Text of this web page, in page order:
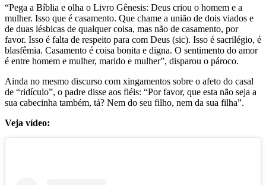
“Pega a Bíblia e olha o Livro Gênesis: Deus criou o homem e a
mulher. Isso que é casamento. Que chame a união de dois viados e
de duas lésbicas de qualquer coisa, mas não de casamento, por
favor. Isso é falta de respeito para com Deus (sic). Isso é sacrilégio, é
blasfêmia. Casamento é coisa bonita e digna. O sentimento do amor
é entre homem e mulher, marido e mulher”, disparou o pároco.
Ainda no mesmo discurso com xingamentos sobre o afeto do casal
de “ridículo”, o padre disse aos fiéis: “Por favor, que esta não seja a
sua cabecinha também, tá? Nem do seu filho, nem da sua filha”.
Veja vídeo: